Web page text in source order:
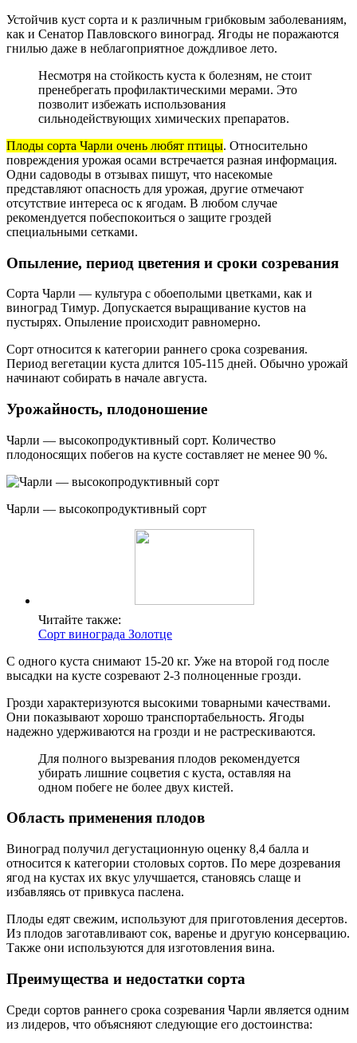
Устойчив куст сорта и к различным грибковым заболеваниям,
как и Сенатор Павловского виноград. Ягоды не поражаются
гнилью даже в неблагоприятное дождливое лето.
Несмотря на стойкость куста к болезням, не стоит
пренебрегать профилактическими мерами. Это
позволит избежать использования
сильнодействующих химических препаратов.
Плоды сорта Чарли очень любят птицы. Относительно
повреждения урожая осами встречается разная информация.
Одни садоводы в отзывах пишут, что насекомые
представляют опасность для урожая, другие отмечают
отсутствие интереса ос к ягодам. В любом случае
рекомендуется побеспокоиться о защите гроздей
специальными сетками.
Опыление, период цветения и сроки созревания
Сорта Чарли — культура с обоеполыми цветками, как и
виноград Тимур. Допускается выращивание кустов на
пустырях. Опыление происходит равномерно.
Сорт относится к категории раннего срока созревания.
Период вегетации куста длится 105-115 дней. Обычно урожай
начинают собирать в начале августа.
Урожайность, плодоношение
Чарли — высокопродуктивный сорт. Количество
плодоносящих побегов на кусте составляет не менее 90 %.
Чарли — высокопродуктивный сорт
Читайте также:
Сорт винограда Золотце
С одного куста снимают 15-20 кг. Уже на второй год после
высадки на кусте созревают 2-3 полноценные грозди.
Грозди характеризуются высокими товарными качествами.
Они показывают хорошо транспортабельность. Ягоды
надежно удерживаются на грозди и не растрескиваются.
Для полного вызревания плодов рекомендуется
убирать лишние соцветия с куста, оставляя на
одном побеге не более двух кистей.
Область применения плодов
Виноград получил дегустационную оценку 8,4 балла и
относится к категории столовых сортов. По мере дозревания
ягод на кустах их вкус улучшается, становясь слаще и
избавляясь от привкуса паслена.
Плоды едят свежим, используют для приготовления десертов.
Из плодов заготавливают сок, варенье и другую консервацию.
Также они используются для изготовления вина.
Преимущества и недостатки сорта
Среди сортов раннего срока созревания Чарли является одним
из лидеров, что объясняют следующие его достоинства: